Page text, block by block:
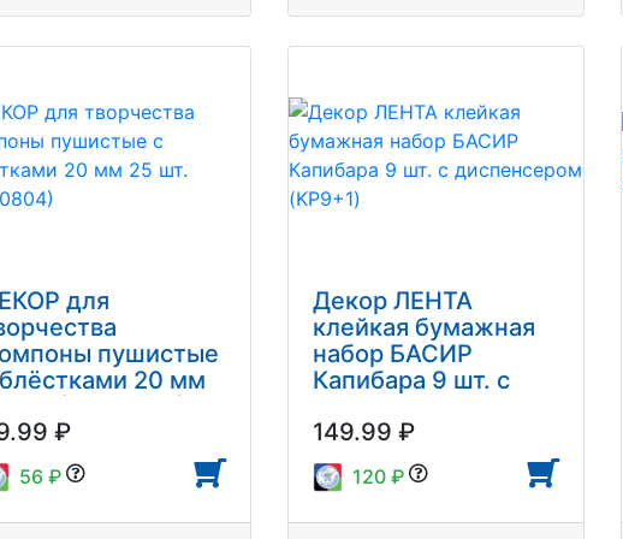
для
пушистые
20 мм
₽
56 ₽
Декор ЛЕНТА
клейкая бумажная
набор БАСИР
Капибара 9 шт. с
(KP9+1)
149.99 ₽
120 ₽